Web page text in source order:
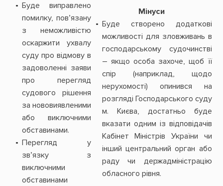
Буде виправлено
помилку, пов’язану
з неможливістю
оскаржити ухвалу
суду про відмову в
задоволенні заяви
про перегляд
судового рішення
за нововиявленими
або виключними
обставинами.
Перегляд у
зв’язку з
виключними
обставинами
Мінуси
Буде створено додаткові
можливості для зловживань в
господарському судочинстві
– якщо особа захоче, щоб її
спір (наприклад, щодо
нерухомості) опинився на
розгляді Господарського суду
м. Києва, достатньо буде
вказати одним із відповідачів
Кабінет Міністрів України чи
інший центральний орган або
раду чи держадміністрацію
обласного рівня.